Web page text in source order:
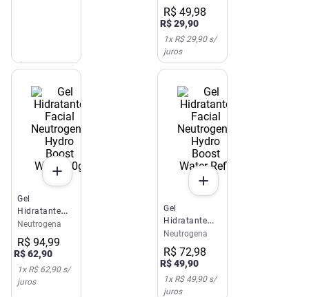
Body Care
Intensive
Hidrata &
Repara 400ml
R$ 49,98
R$29,90
1x R$ 29,90s/
juros
Gel
Hidratante
Facial
Neutrogena
Hydro Boost
Water 50g
Neutrogena
R$ 94,99
R$62,90
1x R$ 62,90s/
juros
Gel
Hidratante
Facial
Neutrogena
Hydro Boost
Water Refil
50g
Neutrogena
R$ 72,98
R$49,90
1x R$ 49,90s/
juros